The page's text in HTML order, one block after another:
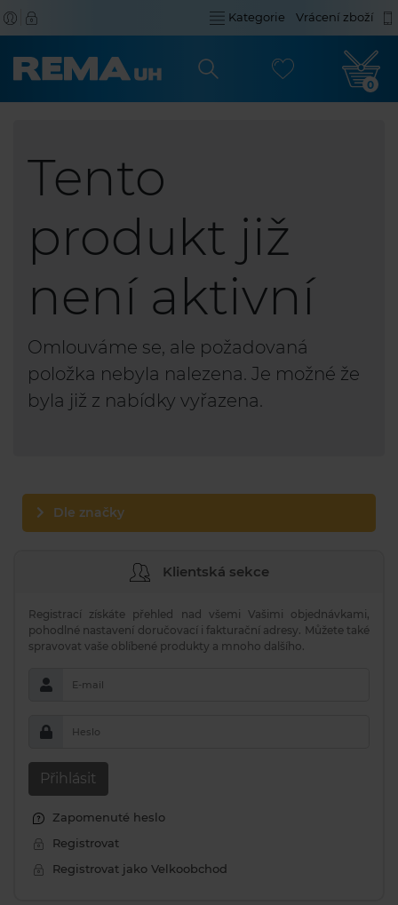
Kategorie Vrácení zboží
0
Tento
produkt již
není aktivní
Omlouváme se, ale požadovaná
položka nebyla nalezena. Je možné že
byla již z nabídky vyřazena.
Dle značky
Klientská sekce
Registrací získáte přehled nad všemi Vašimi objednávkami,
pohodlné nastavení doručovací i fakturační adresy. Můžete také
spravovat vaše oblíbené produkty a mnoho dalšího.
E-mail
Heslo
Přihlásit
Zapomenuté heslo
Registrovat
Registrovat jako Velkoobchod